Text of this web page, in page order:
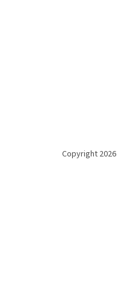
Copyright 2026